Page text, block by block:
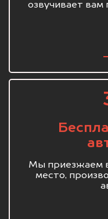
озвучивает вам
Мы приезжаем
место,